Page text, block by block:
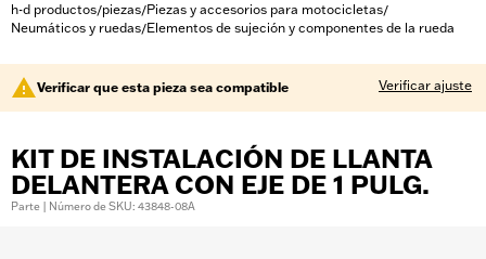
h-d productos/piezas/Piezas y accesorios para motocicletas/
Neumáticos y ruedas/Elementos de sujeción y componentes de la rueda
Verificar que esta pieza sea compatible Verificar ajuste
KIT DE INSTALACIÓN DE LLANTA
DELANTERA CON EJE DE 1 PULG.
Parte | Número de SKU: 43848-08A